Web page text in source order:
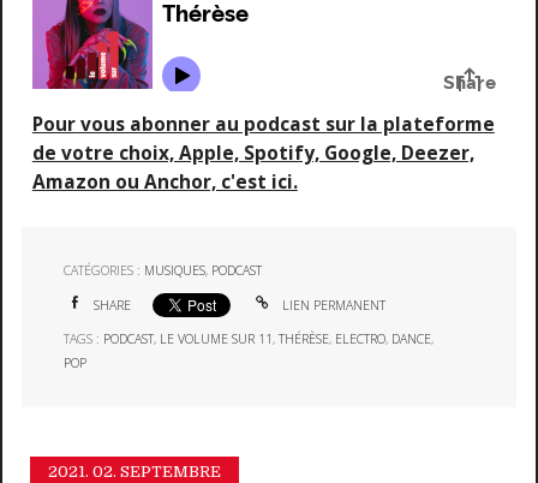
Pour vous abonner au podcast sur la plateforme
de votre choix, Apple, Spotify, Google, Deezer,
Amazon ou Anchor, c'est ici.
CATÉGORIES : MUSIQUES, PODCAST
SHARE LIEN PERMANENT
TAGS : PODCAST, LE VOLUME SUR 11,THÉRÈSE, ELECTRO, DANCE,
POP
2021. 02. SEPTEMBRE